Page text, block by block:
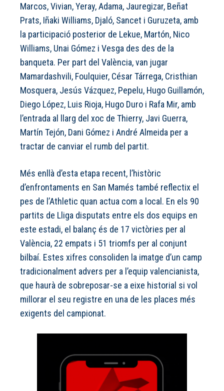
Marcos, Vivian, Yeray, Adama, Jauregizar, Beñat
Prats, Iñaki Williams, Djaló, Sancet i Guruzeta, amb
la participació posterior de Lekue, Martón, Nico
Williams, Unai Gómez i Vesga des des de la
banqueta. Per part del València, van jugar
Mamardashvili, Foulquier, César Tárrega, Cristhian
Mosquera, Jesús Vázquez, Pepelu, Hugo Guillamón,
Diego López, Luis Rioja, Hugo Duro i Rafa Mir, amb
l’entrada al llarg del xoc de Thierry, Javi Guerra,
Martín Tejón, Dani Gómez i André Almeida per a
tractar de canviar el rumb del partit.
Més enllà d’esta etapa recent, l’històric
d’enfrontaments en San Mamés també reflectix el
pes de l’Athletic quan actua com a local. En els 90
partits de Lliga disputats entre els dos equips en
este estadi, el balanç és de 17 victòries per al
València, 22 empats i 51 triomfs per al conjunt
bilbaí. Estes xifres consoliden la imatge d’un camp
tradicionalment advers per a l’equip valencianista,
que haurà de sobreposar-se a eixe historial si vol
millorar el seu registre en una de les places més
exigents del campionat.